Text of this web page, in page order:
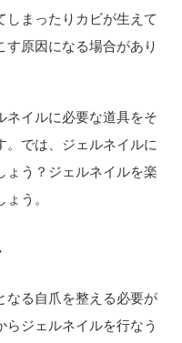
しまったりカビが生えて
す原因になる場合があり
ネイルに必要な道具をそ
。では、ジェルネイルに
ょう？ジェルネイルを楽
う。
なる自爪を整える必要が
ジェルネイルを行なう